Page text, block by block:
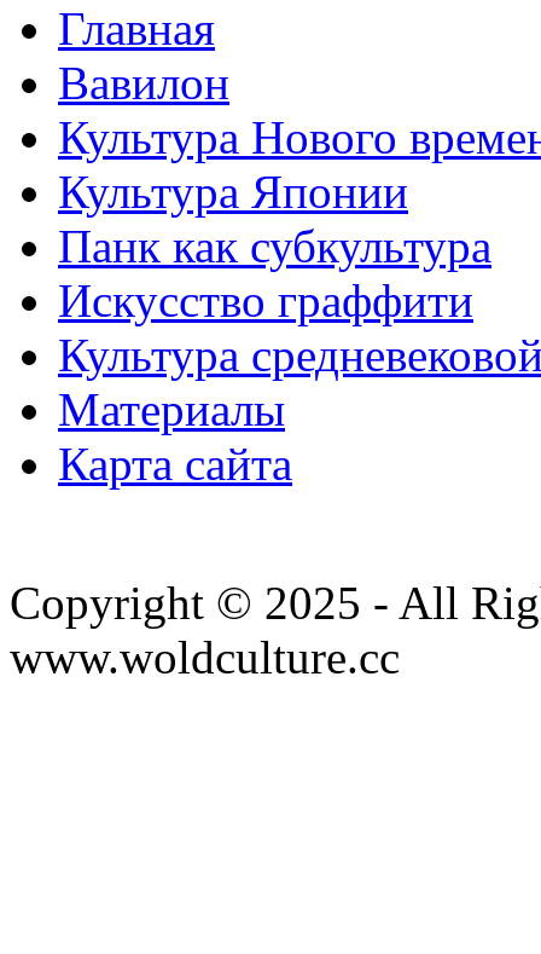
Главная
Вавилон
Культура Нового
Культура Японии
Панк как субкультура
Искусство граффити
Культура
Материалы
Карта сайта
Copyright © 2025 - All
www.woldculture.cc